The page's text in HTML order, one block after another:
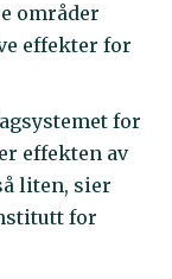
områder
effekter for
for
effekten av
liten, sier
for